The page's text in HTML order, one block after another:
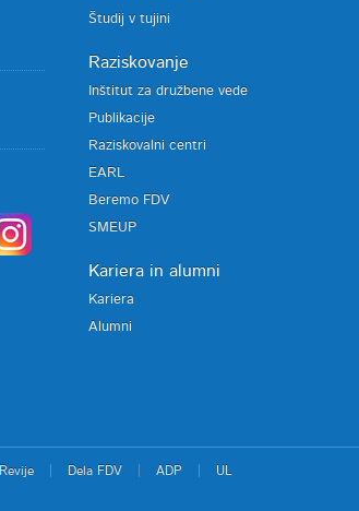
Študij v tujini
Raziskovanje
Inštitut za družbene vede
Publikacije
Raziskovalni centri
EARL
Beremo FDV
SMEUP
Kariera in alumni
Kariera
Alumni
Revije Dela FDV ADP UL